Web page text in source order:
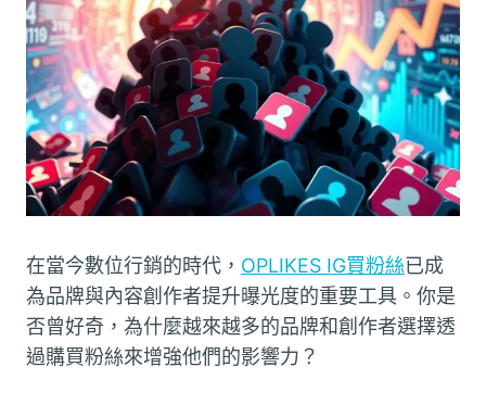
在當今數位行銷的時代， OPLIKES IG買粉絲已成
為品牌與內容創作者提升曝光度的重要工具。你是
否曾好奇，為什麼越來越多的品牌和創作者選擇透
過購買粉絲來增強他們的影響力？